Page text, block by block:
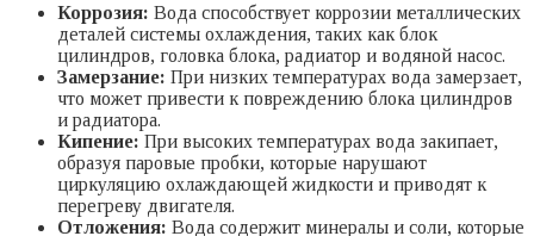
Коррозия: Вода способствует коррозии металлических
деталей системы охлаждения, таких как блок
цилиндров, головка блока, радиатор и водяной насос.
Замерзание: При низких температурах вода замерзает,
что может привести к повреждению блока цилиндров
и радиатора.
Кипение: При высоких температурах вода закипает,
образуя паровые пробки, которые нарушают
циркуляцию охлаждающей жидкости и приводят к
перегреву двигателя.
Отложения: Вода содержит минералы и соли, которые